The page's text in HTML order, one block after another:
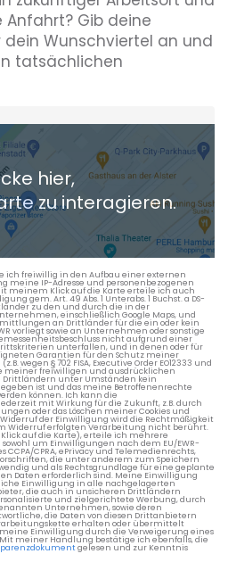
Gib deine
Wunschviertel an und
tatsächlichen
basieren auf den
Dienstag morgens um 8:30.
hier,
zu interagieren.
ich freiwillig in den Aufbau einer externen
meine IP-Adresse und personenbezogenen
meinem Klick auf die Karte erteile ich auch
gem. Art. 49 Abs. 1 Unterabs. 1 Buchst. a DS-
zu den und durch die in der
einschließlich Google Maps, und
an Drittländer für die ein oder kein
vorliegt sowie an Unternehmen oder sonstige
nicht aufgrund einer
unterfallen, und in denen oder für
Garantien für den Schutz meiner
wegen § 702 FISA, Executive Order EO12333 und
meiner freiwilligen und ausdrücklichen
Drittländern unter Umständen kein
ist und das meine Betroffenenrechte
können. Ich kann die
mit Wirkung für die Zukunft, z.B. durch
oder das Löschen meiner Cookies und
der Einwilligung wird die Rechtmäßigkeit
Widerruf erfolgten Verarbeitung nicht berührt.
auf die Karte), erteile ich mehrere
um Einwilligungen nach dem EU/EWR-
CPRA, ePrivacy und Telemedienrechts,
die unter anderem zum Speichern
und als Rechtsgrundlage für eine geplante
Daten erforderlich sind. Meine Einwilligung
Einwilligung in alle nachgelagerten
die auch in unsicheren Drittländern
und zielgerichtete Werbung, durch
Unternehmen, sowie deren
die Daten von diesen Drittanbietern
erhalten oder übermittelt
Einwilligung durch die Verweigerung eines
meiner Handlung bestätige ich ebenfalls, die
gelesen und zur Kenntnis